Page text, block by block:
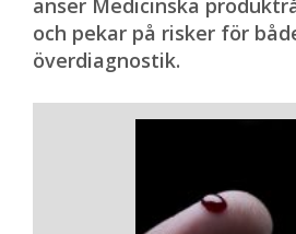
anser Medicinska
och pekar på risker för
överdiagnostik.